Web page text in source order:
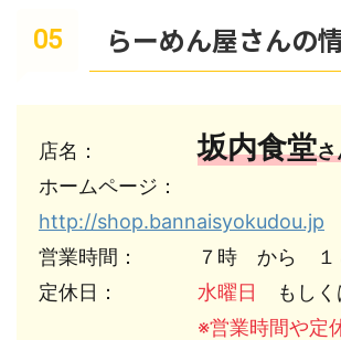
らーめん屋さんの
店名： 坂内食堂さ
ホームページ：
http://shop.bannaisyokudou.jp
営業時間：　　　７時　から　
定休日： 水曜日 もし
※営業時間や定